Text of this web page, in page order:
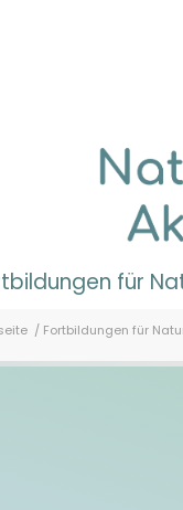
für
/ Fortbildungen für